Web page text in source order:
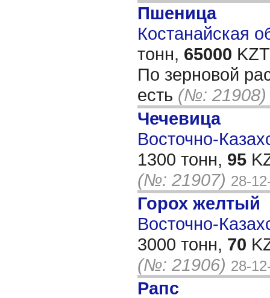
Пшеница
Костанайская
тонн, 65000
По зерновой
есть (№: 21908)
Чечевица
Восточно-
1300 тонн, 95
(№: 21907) 28-
Горох желтый
Восточно-
3000 тонн, 70
(№: 21906) 28-
Рапс